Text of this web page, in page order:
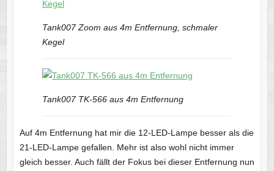
Tank007 Zoom aus 4m Entfernung, schmaler
Kegel
Tank007 TK-566 aus 4m Entfernung
Auf 4m Entfernung hat mir die 12-LED-Lampe besser als die
21-LED-Lampe gefallen. Mehr ist also wohl nicht immer
gleich besser. Auch fällt der Fokus bei dieser Entfernung nun